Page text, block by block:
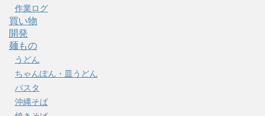
作業ログ
買い物
開発
麺もの
うどん
ちゃんぽん・皿うどん
パスタ
沖縄そば